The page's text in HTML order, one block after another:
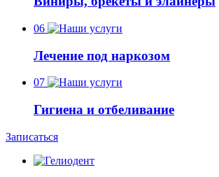
06
Лечение под наркозом
07
Гигиена и отбеливание
Записаться